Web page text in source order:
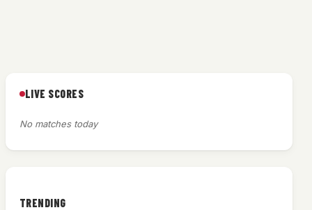
LIVE SCORES
No matches today
TRENDING